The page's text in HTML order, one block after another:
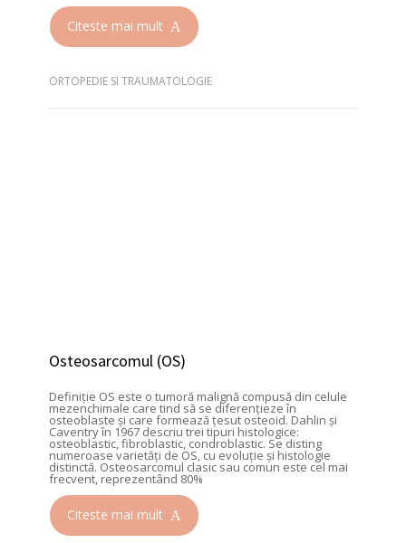
Citeste mai mult
ORTOPEDIE SI TRAUMATOLOGIE
Osteosarcomul (OS)
Definiţie OS este o tumoră malignă compusă din celule
mezenchimale care tind să se diferenţieze în
osteoblaste şi care formează ţesut osteoid. Dahlin şi
Caventry în 1967 descriu trei tipuri histologice:
osteoblastic, fibroblastic, condroblastic. Se disting
numeroase varietăţi de OS, cu evoluţie şi histologie
distinctă. Osteosarcomul clasic sau comun este cel mai
frecvent, reprezentând 80%
Citeste mai mult